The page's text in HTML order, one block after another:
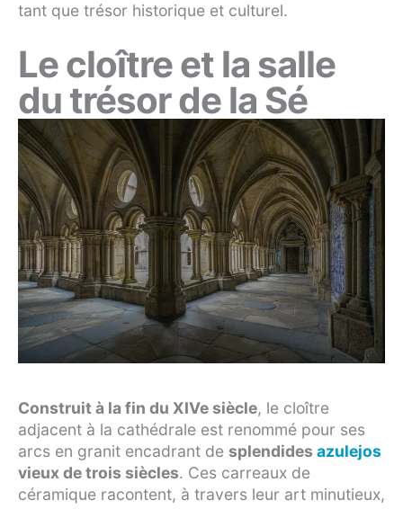
tant que trésor historique et culturel.
Le cloître et la salle
du trésor de la Sé
Construit à la fin du XIVe siècle, le cloître
adjacent à la cathédrale est renommé pour ses
arcs en granit encadrant de splendides azulejos
vieux de trois siècles. Ces carreaux de
céramique racontent, à travers leur art minutieux,